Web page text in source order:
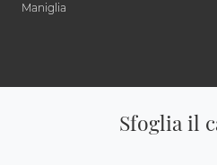
Maniglia
Sfoglia il